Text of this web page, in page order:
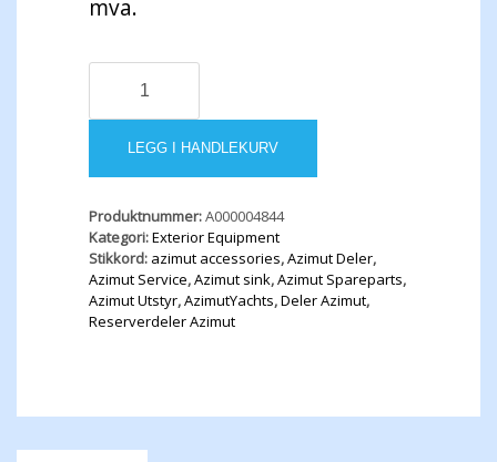
mva.
S.S.
Curved
Rail
Profile
-
L.
3
mt
LEGG I HANDLEKURV
Produktnummer:A000004844
Kategori:Exterior Equipment
Stikkord: azimut accessories,Azimut Deler,
Azimut Service,Azimut sink,Azimut Spareparts,
Azimut Utstyr,AzimutYachts,Deler Azimut,
Reserverdeler Azimut